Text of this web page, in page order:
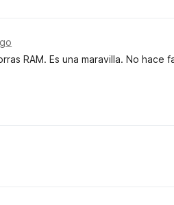
RAM. Es una maravilla. No hace